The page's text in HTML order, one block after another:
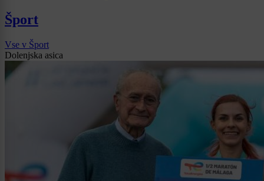
Šport
Vse v Šport
Dolenjska asica